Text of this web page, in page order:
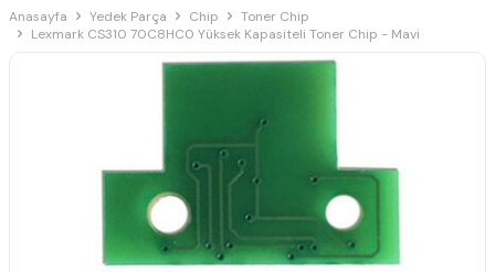
Anasayfa Yedek Parça Chip
Toner Chip
Lexmark CS310 70C8HC0 Yüksek Kapasiteli Toner Chip - Mavi